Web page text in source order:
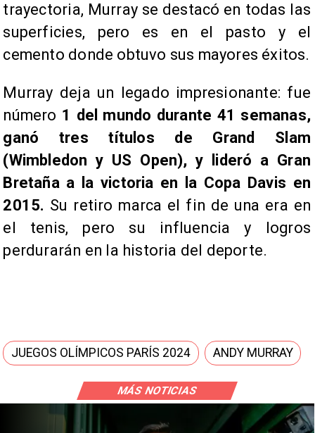
MÁS NOTICIAS
trayectoria, Murray se destacó en todas las
superficies, pero es en el pasto y el
cemento donde obtuvo sus mayores éxitos.
Murray deja un legado impresionante: fue
número 1 del mundo durante 41 semanas,
ganó tres títulos de Grand Slam
(Wimbledon y US Open), y lideró a Gran
Bretaña a la victoria en la Copa Davis en
2015. Su retiro marca el fin de una era en
el tenis, pero su influencia y logros
perdurarán en la historia del deporte.
JUEGOS OLÍMPICOS PARÍS 2024 ANDY MURRAY